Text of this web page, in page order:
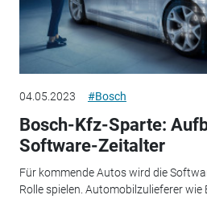
04.05.2023 #Bosch
Bosch-Kfz-Sparte:
Software-Zeitalter
Für kommende Autos wird die
Rolle spielen. Automobilzulieferer